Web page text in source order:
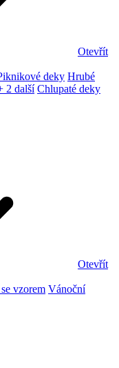
Otevřít
deky Hrubé
2 další Chlupaté deky
Otevřít
vzorem Vánoční